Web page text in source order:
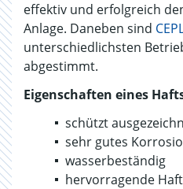
effektiv und erfolgreich
Anlage. Daneben sind
unterschiedlichsten
abgestimmt.
Eigenschaften eines
schützt
sehr gutes
wasserbeständig
hervorragende